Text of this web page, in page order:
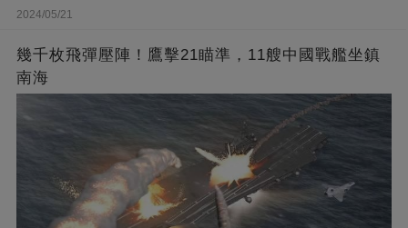
2024/05/21
幾千枚飛彈壓陣！鷹擊21瞄準，11艘中國戰艦坐鎮
南海